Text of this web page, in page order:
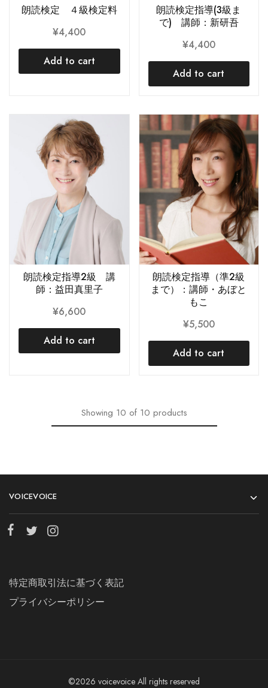
朗読検定 ４級検定料
¥4,400
Add to cart
朗読検定指導(3級ま
で) 講師：新研吾
¥4,400
Add to cart
朗読検定指導2級 講
師：益田真里子
¥6,600
Add to cart
朗読検定指導（準2級
まで）：講師・あぼと
もこ
¥5,500
Add to cart
Showing 10 of 10 products
VOICEVOICE
特定商取引法に基づく表記
プライバシーポリシー
©2026 voicevoice All rights reserved